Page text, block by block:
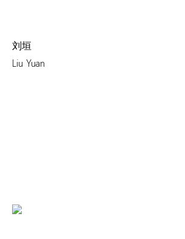
刘垣
Liu Yuan